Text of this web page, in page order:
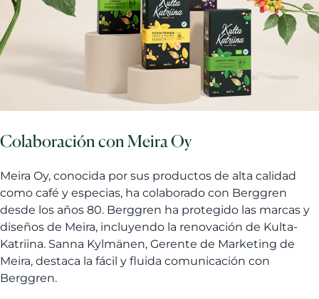
Colaboración con Meira Oy
Meira Oy, conocida por sus productos de alta calidad
como café y especias, ha colaborado con Berggren
desde los años 80. Berggren ha protegido las marcas y
diseños de Meira, incluyendo la renovación de Kulta-
Katriina. Sanna Kylmänen, Gerente de Marketing de
Meira, destaca la fácil y fluida comunicación con
Berggren.